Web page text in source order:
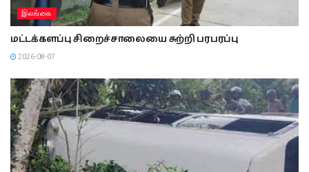
இலங்கை
மட்டக்களப்பு சிறைச்சாலையை சுற்றி பரபரப்பு
2026-08-07